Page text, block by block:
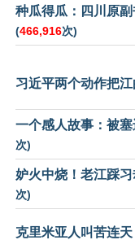
种瓜得瓜：四川原
(466,916次)
习近平两个动作把
一个感人故事：被
次)
妒火中烧！老江踩
次)
克里米亚人叫苦连